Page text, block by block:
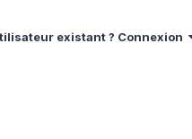
existant ? Connexion